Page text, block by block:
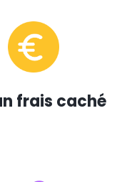
frais caché